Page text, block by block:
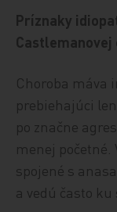
Príznaky
Castlemanovej
Choroba máva
prebiehajúci
po značne
menej
spojené s
a vedú často ku